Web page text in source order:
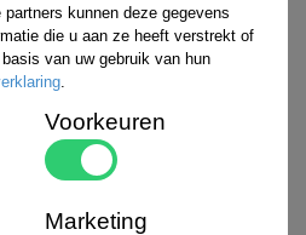
kunnen deze gegevens
die u aan ze heeft verstrekt of
van uw gebruik van hun
.
Voorkeuren
Marketing